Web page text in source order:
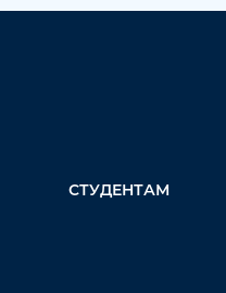
СТУДЕНТАМ